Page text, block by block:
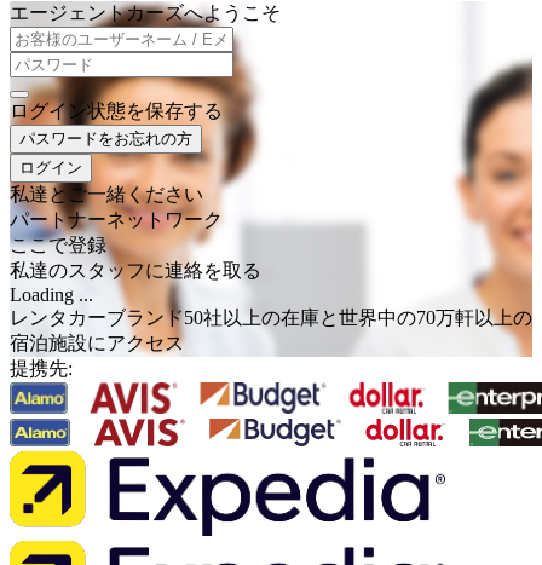
エージェントカーズへようこそ
ログイン状態を保存する
パスワードをお忘れの方
ログイン
私達とご一緒ください
パートナーネットワーク
ここで登録
私達のスタッフに連絡を取る
Loading ...
レンタカーブランド50社以上の在庫と世界中の70万軒以上の
宿泊施設にアクセス
提携先: